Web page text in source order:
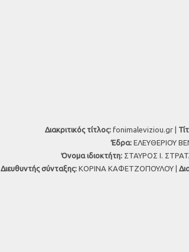
Διακριτικός τίτλος: fonimaleviziou.gr |
Έδρα: ΕΛΕΥΘΕΡΙΟΥ
Όνομα ιδιοκτήτη: ΣΤΑΥΡΟΣ Ι.
Διευθυντής σύνταξης: ΚΟΡΙΝΑ ΚΑΦΕΤΖΟΠΟΥΛΟΥ |